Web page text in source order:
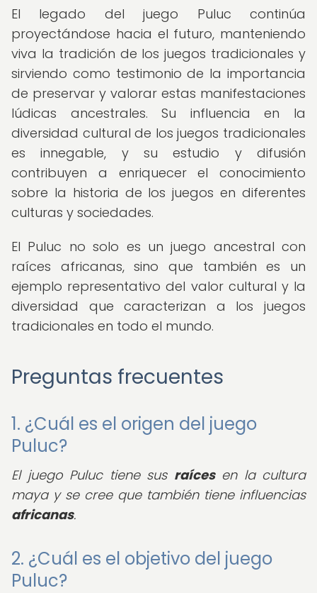
El legado del juego Puluc continúa
proyectándose hacia el futuro, manteniendo
viva la tradición de los juegos tradicionales y
sirviendo como testimonio de la importancia
de preservar y valorar estas manifestaciones
lúdicas ancestrales. Su influencia en la
diversidad cultural de los juegos tradicionales
es innegable, y su estudio y difusión
contribuyen a enriquecer el conocimiento
sobre la historia de los juegos en diferentes
culturas y sociedades.
El Puluc no solo es un juego ancestral con
raíces africanas, sino que también es un
ejemplo representativo del valor cultural y la
diversidad que caracterizan a los juegos
tradicionales en todo el mundo.
Preguntas frecuentes
1. ¿Cuál es el origen del juego
Puluc?
El juego Puluc tiene sus raícesen la cultura
maya y se cree que también tiene influencias
africanas.
2. ¿Cuál es el objetivo del juego
Puluc?